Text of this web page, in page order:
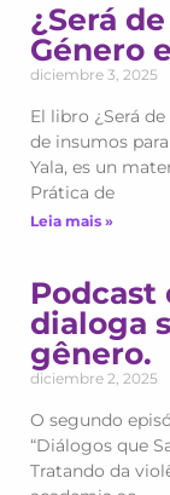
¿Será
Género
diciembre 3, 2025
El libro ¿Será
de insumos
Yala, es un
Prática de
Leia mais »
Podcast
dialoga
gênero.
diciembre 2, 2025
O segundo
“Diálogos que
Tratando da